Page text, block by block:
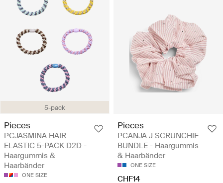
5-pack
Pieces
PCJASMINA HAIR
ELASTIC 5-PACK D2D -
Haargummis &
Haarbänder
ONE SIZE
Pieces
PCANJA J SCRUNCHIE
BUNDLE - Haargummis
& Haarbänder
ONE SIZE
CHF14